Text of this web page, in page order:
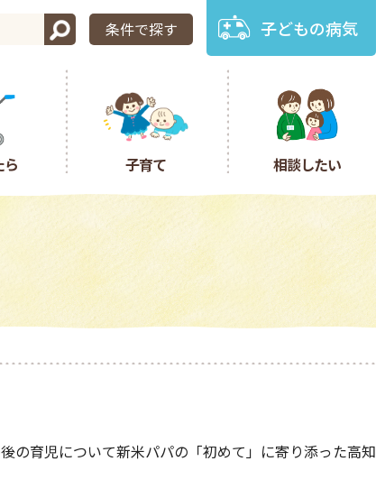
条件で探す 子どもの病気
ら 子育て 相談したい
の育児について新米パパの「初めて」に寄り添った高知